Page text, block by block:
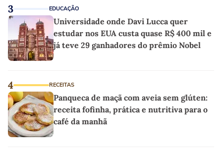
3 EDUCAÇÃO
Universidade onde Davi Lucca quer
estudar nos EUA custa quase R$ 400 mil e
já teve 29 ganhadores do prêmio Nobel
4 RECEITAS
Panqueca de maçã com aveia sem glúten:
receita fofinha, prática e nutritiva para o
café da manhã